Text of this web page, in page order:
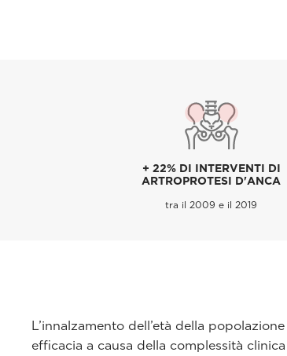
+ 22% DI INTERVENTI DI
ARTROPROTESI D'ANCA
tra il 2009 e il 2019
L’innalzamento dell’età della
efficacia a causa della complessità